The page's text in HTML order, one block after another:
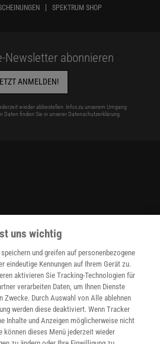
SPEKTRUM SHOP
Newsletter abonnieren
ANMELDEN!
wieder abbestellen. Infos zu unserem Umgang
Daten finden Sie in unserer Datenschutzerklärung.
uns wichtig
und greifen auf personenbezogene
eindeutige Kennungen auf Ihrem Gerät zu.
aktivieren Sie Tracking-Technologien für
verarbeiten Daten, um Ihnen Dienste
Zwecke. Durch Auswahl von Alle ablehnen
werden diese deaktiviert. Wenn Tracker
Inhalte und Anzeigen möglicherweise nicht
können dieses Menü jederzeit wieder